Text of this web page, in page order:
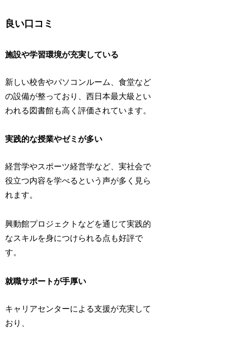
良い口コミ
施設や学習環境が充実している
新しい校舎やパソコンルーム、食堂など
の設備が整っており、西日本最大級とい
われる図書館も高く評価されています。
実践的な授業やゼミが多い
経営学やスポーツ経営学など、実社会で
役立つ内容を学べるという声が多く見ら
れます。
興動館プロジェクトなどを通じて実践的
なスキルを身につけられる点も好評で
す。
就職サポートが手厚い
キャリアセンターによる支援が充実して
おり、